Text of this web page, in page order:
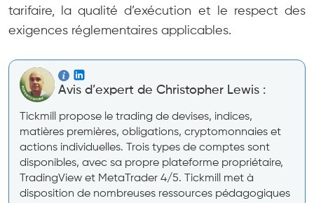
tarifaire, la qualité d’exécution et le respect des
exigences réglementaires applicables.
Avis d’expert de Christopher Lewis :
Tickmill propose le trading de devises, indices,
matières premières, obligations, cryptomonnaies et
actions individuelles. Trois types de comptes sont
disponibles, avec sa propre plateforme propriétaire,
TradingView et MetaTrader 4/5. Tickmill met à
disposition de nombreuses ressources pédagogiques